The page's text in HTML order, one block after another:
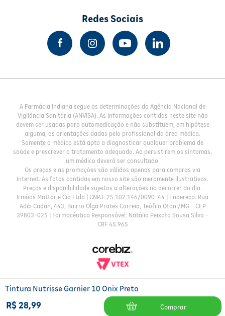
Tintura Nutrisse Garnier 10 Onix Preto
R$28,99 Comprar
Redes Sociais
A Farmácia Indiana segue as determinações da Agência Nacional de
Vigilância Sanitária (ANVISA). As informações contidas neste site não
devem ser usadas para automedicação e não substituem, em hipótese
alguma, as orientações dadas pelo profissional da área médica.
Somente o médico está apto a diagnosticar qualquer problema de
saúde e prescrever o tratamento adequado. Ao persistirem os sintomas,
um médico deverá ser consultado.
Os preços e as promoções são válidos apenas para compras via
Internet. As fotos contidas em nosso site são meramente ilustrativas.
Preços e disponibilidade sujeitos a alterações no decorrer do dia.
Irmãos Mattar e Cia Ltda | CNPJ: 25.102.146/0090-44 | Endereço: Rua
Adib Cadah, 443, Bairro Olga Prates Correia, Teófilo Otoni/MG - CEP
39803-025 | Farmacêutica Responsável: Natália Peixoto Sousa Silva -
CRF 45.965